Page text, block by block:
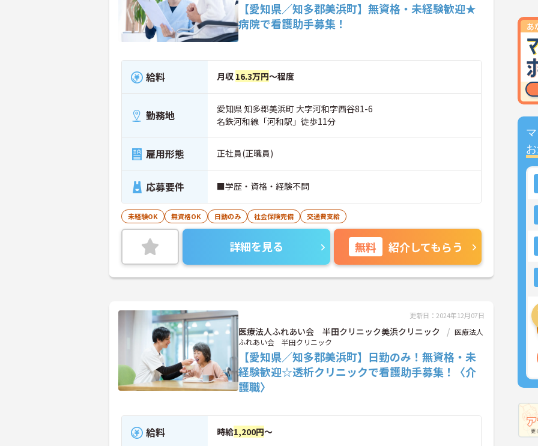
【愛知県／知多郡美浜町】無資格・未経験歓迎★
病院で看護助手募集！
給料 月収 16.3万円～程度
勤務地
愛知県 知多郡美浜町 大字河和字西谷81-6
名鉄河和線「河和駅」徒歩11分
雇用形態 正社員(正職員)
応募要件 ■学歴・資格・経験不問
未経験OK 無資格OK 日勤のみ 社会保険完備 交通費支給
詳細を見る 無料 紹介してもらう
更新日：2024年12月07日
医療法人ふれあい会 半田クリニック美浜クリニック
医療法人
ふれあい会 半田クリニック
【愛知県／知多郡美浜町】日勤のみ！無資格・未
経験歓迎☆透析クリニックで看護助手募集！〈介
護職〉
給料 時給1,200円～